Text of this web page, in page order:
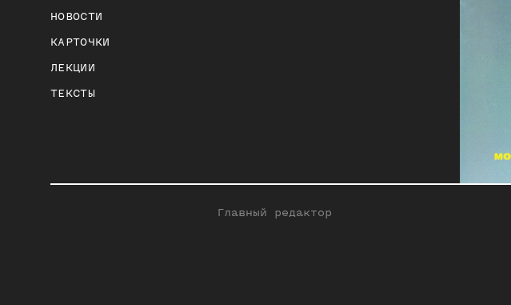
НОВОСТИ
КАРТОЧКИ
ЛЕКЦИИ
ТЕКСТЫ
Главный редактор